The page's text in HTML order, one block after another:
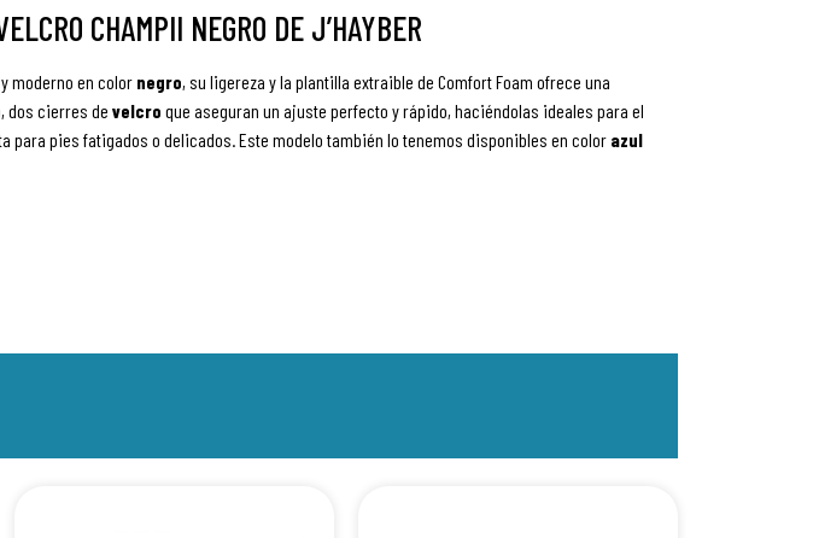
CHAMPII NEGRO DE J’HAYBER
moderno en color negro, su ligereza y la plantilla extraible de Comfort Foam ofrece una
dos cierres de velcro que aseguran un ajuste perfecto y rápido, haciéndolas ideales para el
para pies fatigados o delicados. Este modelo también lo tenemos disponibles en color azul